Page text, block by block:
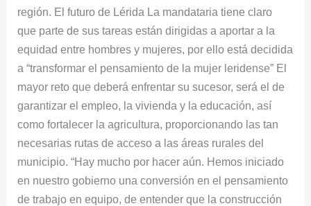
región. El futuro de Lérida La mandataria tiene claro
que parte de sus tareas están dirigidas a aportar a la
equidad entre hombres y mujeres, por ello está decidida
a “transformar el pensamiento de la mujer leridense” El
mayor reto que deberá enfrentar su sucesor, será el de
garantizar el empleo, la vivienda y la educación, así
como fortalecer la agricultura, proporcionando las tan
necesarias rutas de acceso a las áreas rurales del
municipio. “Hay mucho por hacer aún. Hemos iniciado
en nuestro gobierno una conversión en el pensamiento
de trabajo en equipo, de entender que la construcción